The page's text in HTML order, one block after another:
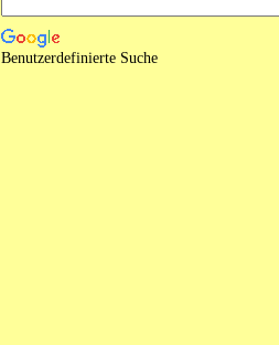
Benutzerdefinierte Suche